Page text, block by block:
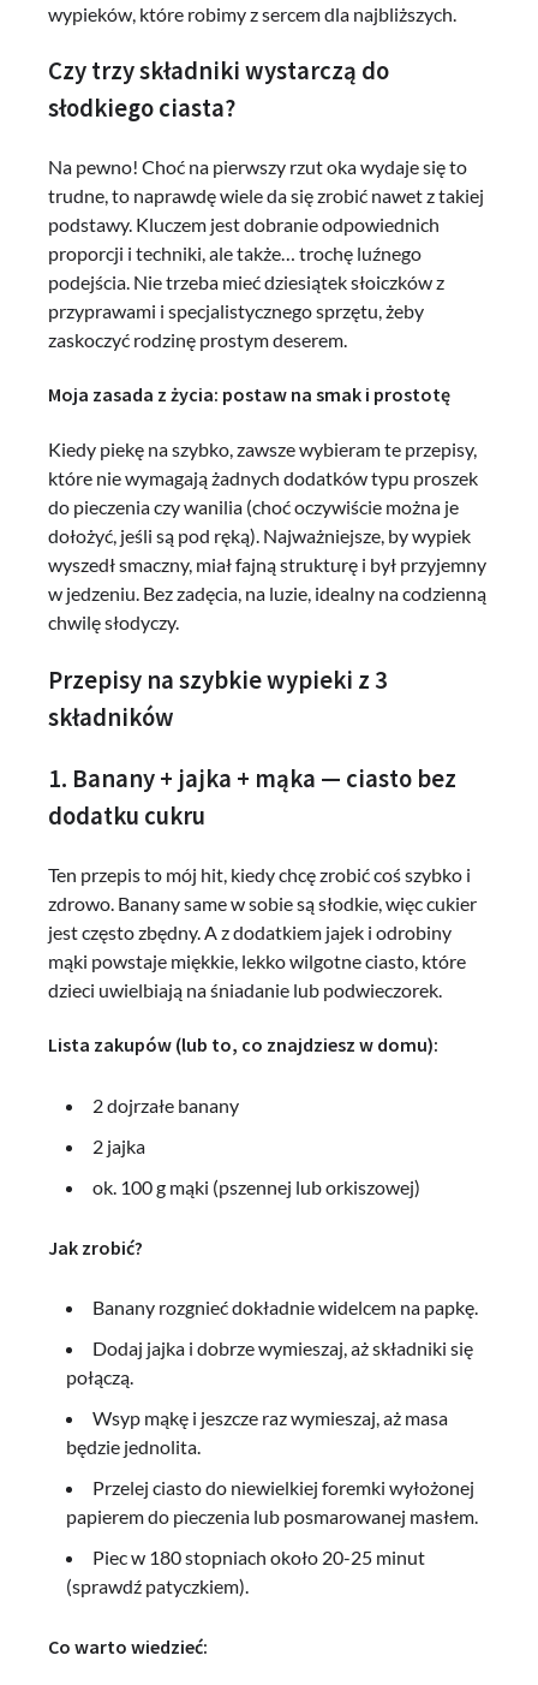
wypieków, które robimy z sercem dla najbliższych.
Czy trzy składniki wystarczą do
słodkiego ciasta?
Na pewno! Choć na pierwszy rzut oka wydaje się to
trudne, to naprawdę wiele da się zrobić nawet z takiej
podstawy. Kluczem jest dobranie odpowiednich
proporcji i techniki, ale także… trochę luźnego
podejścia. Nie trzeba mieć dziesiątek słoiczków z
przyprawami i specjalistycznego sprzętu, żeby
zaskoczyć rodzinę prostym deserem.
Moja zasada z życia: postaw na smak i prostotę
Kiedy piekę na szybko, zawsze wybieram te przepisy,
które nie wymagają żadnych dodatków typu proszek
do pieczenia czy wanilia (choć oczywiście można je
dołożyć, jeśli są pod ręką). Najważniejsze, by wypiek
wyszedł smaczny, miał fajną strukturę i był przyjemny
w jedzeniu. Bez zadęcia, na luzie, idealny na codzienną
chwilę słodyczy.
Przepisy na szybkie wypieki z 3
składników
1. Banany + jajka + mąka — ciasto bez
dodatku cukru
Ten przepis to mój hit, kiedy chcę zrobić coś szybko i
zdrowo. Banany same w sobie są słodkie, więc cukier
jest często zbędny. A z dodatkiem jajek i odrobiny
mąki powstaje miękkie, lekko wilgotne ciasto, które
dzieci uwielbiają na śniadanie lub podwieczorek.
Lista zakupów (lub to, co znajdziesz w domu):
2 dojrzałe banany
2 jajka
ok. 100 g mąki (pszennej lub orkiszowej)
Jak zrobić?
Banany rozgnieć dokładnie widelcem na papkę.
Dodaj jajka i dobrze wymieszaj, aż składniki się
połączą.
Wsyp mąkę i jeszcze raz wymieszaj, aż masa
będzie jednolita.
Przelej ciasto do niewielkiej foremki wyłożonej
papierem do pieczenia lub posmarowanej masłem.
Piec w 180 stopniach około 20-25 minut
(sprawdź patyczkiem).
Co warto wiedzieć: